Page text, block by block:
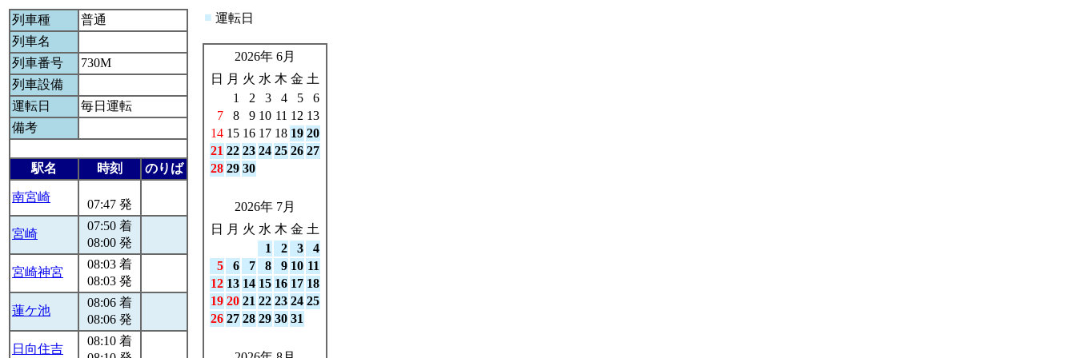
列車種
普通
列車名
列車番号
730M
列車設備
運転日
毎日運転
備考
駅名 時刻 のりば
南宮崎
07:47 発
宮崎
07:50 着
08:00 発
宮崎神宮
08:03 着
08:03 発
蓮ケ池
08:06 着
08:06 発
日向住吉
08:10 着
■ 運転日
2026年 6月
日
月 火 水 木 金 土
1
2 3 4 5
6
7
8 9 10 11 12 13
14 15 16 17 18 19 20
21 22 23 24 25 26 27
28 29 30
2026年 7月
日
月 火 水 木 金 土
1
2 3
4
5
6 7 8 9 10 11
12 13 14 15 16 17 18
19 20 21 22 23 24 25
26 27 28 29 30 31